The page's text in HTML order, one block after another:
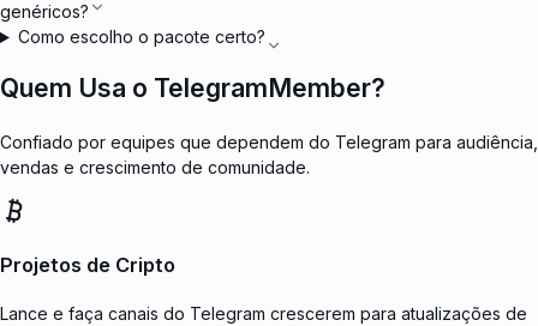
genéricos?
Como escolho o pacote certo?
Quem Usa o TelegramMember?
Confiado por equipes que dependem do Telegram para audiência,
vendas e crescimento de comunidade.
Projetos de Cripto
Lance e faça canais do Telegram crescerem para atualizações de